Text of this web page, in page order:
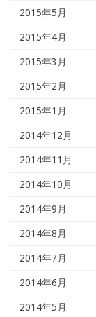
2015年5月
2015年4月
2015年3月
2015年2月
2015年1月
2014年12月
2014年11月
2014年10月
2014年9月
2014年8月
2014年7月
2014年6月
2014年5月